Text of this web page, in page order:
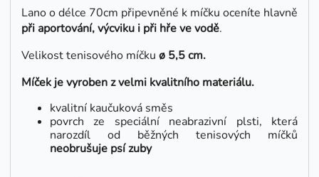
Lano o délce 70cm připevněné k míčku oceníte hlavně
při aportování, výcviku i při hře ve vodě.
Velikost tenisového míčku ø 5,5 cm.
Míček je vyroben z velmi kvalitního materiálu.
kvalitní kaučuková směs
povrch ze speciální neabrazivní plsti, která
narozdíl od běžných tenisových míčků
neobrušuje psí zuby